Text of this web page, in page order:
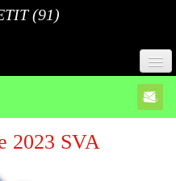
(91)
2023 SVA